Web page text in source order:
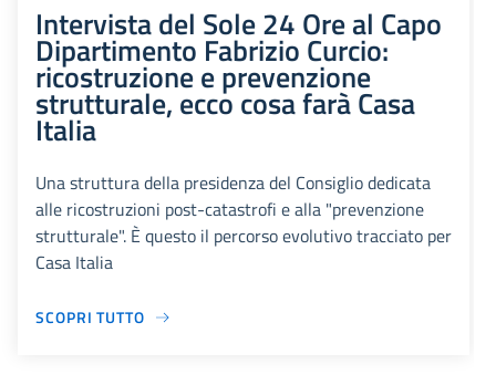
Intervista del Sole 24 Ore al Capo
Dipartimento Fabrizio Curcio:
ricostruzione e prevenzione
strutturale, ecco cosa farà Casa
Italia
Una struttura della presidenza del Consiglio dedicata
alle ricostruzioni post-catastrofi e alla "prevenzione
strutturale". È questo il percorso evolutivo tracciato per
Casa Italia
SCOPRI TUTTO